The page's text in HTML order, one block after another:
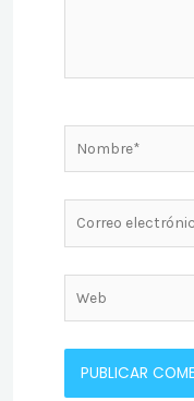
Nombre*
Correo
electrónico*
Web